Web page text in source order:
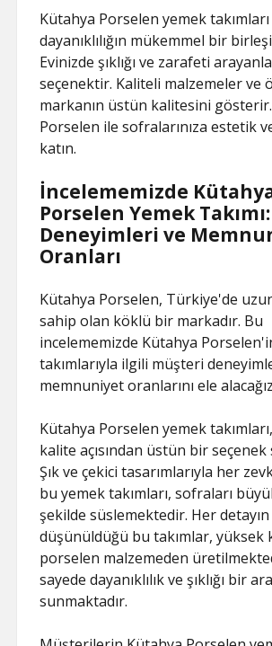
Kütahya Porselen yemek
dayanıklılığın mükemmel bir
Evinizde şıklığı ve zarafeti
seçenektir. Kaliteli malzemeler ve
markanın üstün kalitesini
Porselen ile sofralarınıza estetik
katın.
İncelememizde
Porselen Yemek
Deneyimleri ve
Oranları
Kütahya Porselen, Türkiye'de
sahip olan köklü bir markadır. Bu
incelememizde Kütahya
takımlarıyla ilgili müşteri
memnuniyet oranlarını ele
Kütahya Porselen yemek
kalite açısından üstün bir seçenek
Şık ve çekici tasarımlarıyla her
bu yemek takımları, sofraları
şekilde süslemektedir. Her
düşünüldüğü bu takımlar, yüksek
porselen malzemeden
sayede dayanıklılık ve şıklığı bir
sunmaktadır.